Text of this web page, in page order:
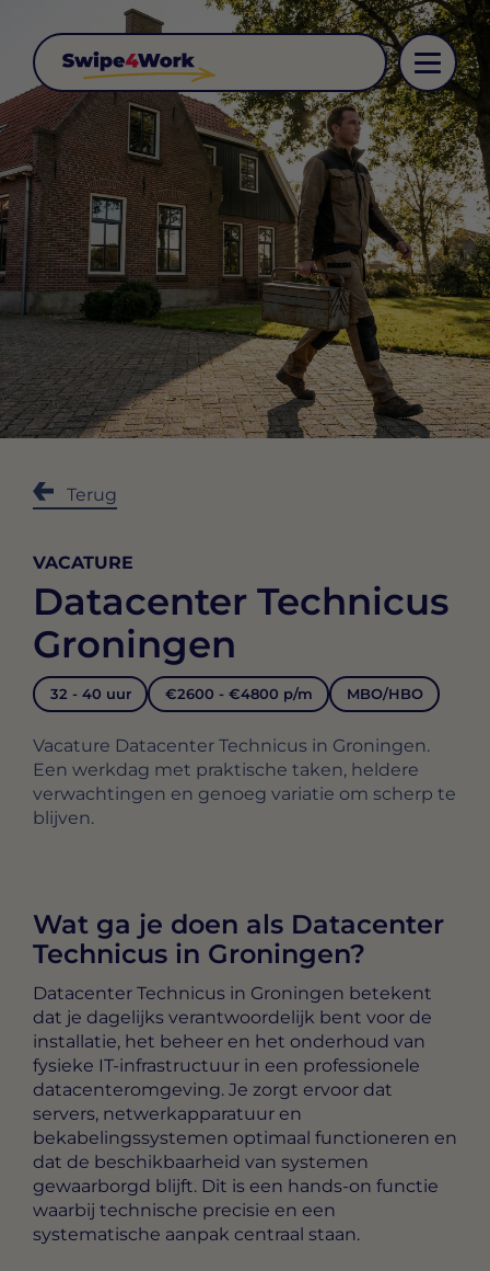
Terug
VACATURE
Datacenter Technicus
Groningen
32 - 40 uur €2600 - €4800 p/m MBO/HBO
Vacature Datacenter Technicus in Groningen.
Een werkdag met praktische taken, heldere
verwachtingen en genoeg variatie om scherp te
blijven.
Wat ga je doen als Datacenter
Technicus in Groningen?
Datacenter Technicus in Groningen betekent
dat je dagelijks verantwoordelijk bent voor de
installatie, het beheer en het onderhoud van
fysieke IT-infrastructuur in een professionele
datacenteromgeving. Je zorgt ervoor dat
servers, netwerkapparatuur en
bekabelingssystemen optimaal functioneren en
dat de beschikbaarheid van systemen
gewaarborgd blijft. Dit is een hands-on functie
waarbij technische precisie en een
systematische aanpak centraal staan.